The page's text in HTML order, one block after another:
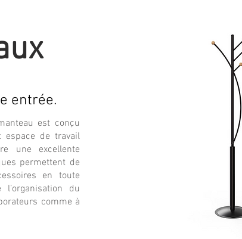
entrée.
est conçu
espace de travail
une excellente
permettent de
en toute
du
comme à